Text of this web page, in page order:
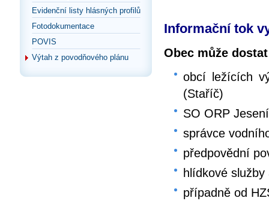
Evidenční listy hlásných profilů
Fotodokumentace
POVIS
Výtah z povodňového plánu
Informační tok
Obec může
obcí ležících
(Staříč)
SO ORP
správce
předpovědní
hlídkové
případně od